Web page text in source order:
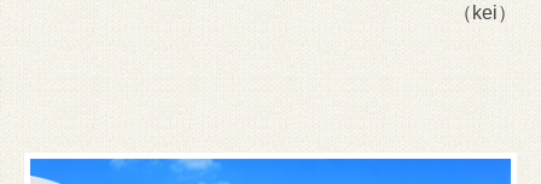
（kei）